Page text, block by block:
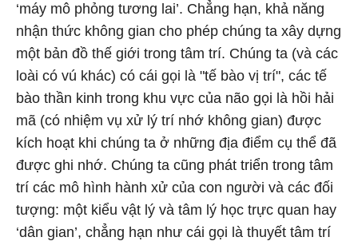
‘máy mô phỏng tương lai’. Chẳng hạn, khả năng
nhận thức không gian cho phép chúng ta xây dựng
một bản đồ thế giới trong tâm trí. Chúng ta (và các
loài có vú khác) có cái gọi là "tế bào vị trí", các tế
bào thần kinh trong khu vực của não gọi là hồi hải
mã (có nhiệm vụ xử lý trí nhớ không gian) được
kích hoạt khi chúng ta ở những địa điểm cụ thể đã
được ghi nhớ. Chúng ta cũng phát triển trong tâm
trí các mô hình hành xử của con người và các đối
tượng: một kiểu vật lý và tâm lý học trực quan hay
‘dân gian’, chẳng hạn như cái gọi là thuyết tâm trí